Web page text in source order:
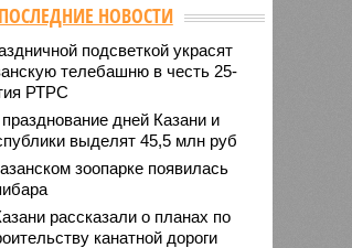
ПОСЛЕДНИЕ НОВОСТИ
подсветкой украсят
телебашню в честь 25-
РТРС
дней Казани и
выделят 45,5 млн руб
зоопарке появилась
рассказали о планах по
канатной дороги